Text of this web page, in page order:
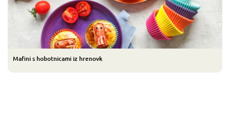
Mafini s hobotnicami iz hrenovk